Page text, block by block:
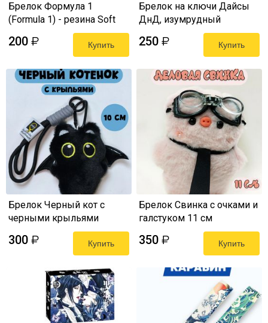
Брелок Формула 1
(Formula 1) - резина Soft
200 ₽ Купить
Брелок на ключи Дайсы
ДнД, изумрудный
250 ₽ Купить
Брелок Черный кот с
черными крыльями
300 ₽ Купить
Брелок Свинка с очками и
галстуком 11 см
350 ₽ Купить